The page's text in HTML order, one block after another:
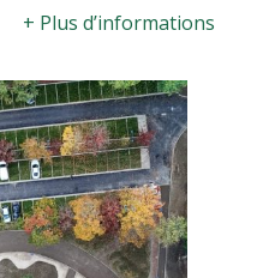
+ Plus d’informations